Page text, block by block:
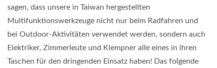
sagen, dass unsere in Taiwan hergestellten
Multifunktionswerkzeuge nicht nur beim Radfahren und
bei Outdoor-Aktivitäten verwendet werden, sondern auch
Elektriker, Zimmerleute und Klempner alle eines in ihren
Taschen für den dringenden Einsatz haben! Das folgende